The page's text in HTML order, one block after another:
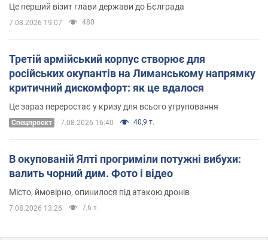
Це перший візит глави держави до Бєлграда
7.08.2026 19:07 480
Третій армійський корпус створює для
російських окупантів на Лиманському напрямку
критичний дискомфорт: як це вдалося
Це зараз переростає у кризу для всього угруповання
Cпецпроєкт 7.08.2026 16:40 40,9 т.
В окупованій Ялті прогриміли потужні вибухи:
валить чорний дим. Фото і відео
Місто, ймовірно, опинилося під атакою дронів
7.08.2026 13:26 7,6 т.